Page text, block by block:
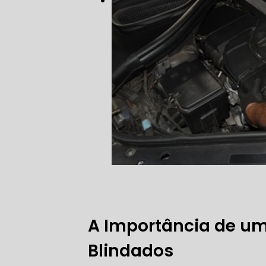
FREIO DO
OFICINA
OFICINA
A Importância de
Blindados